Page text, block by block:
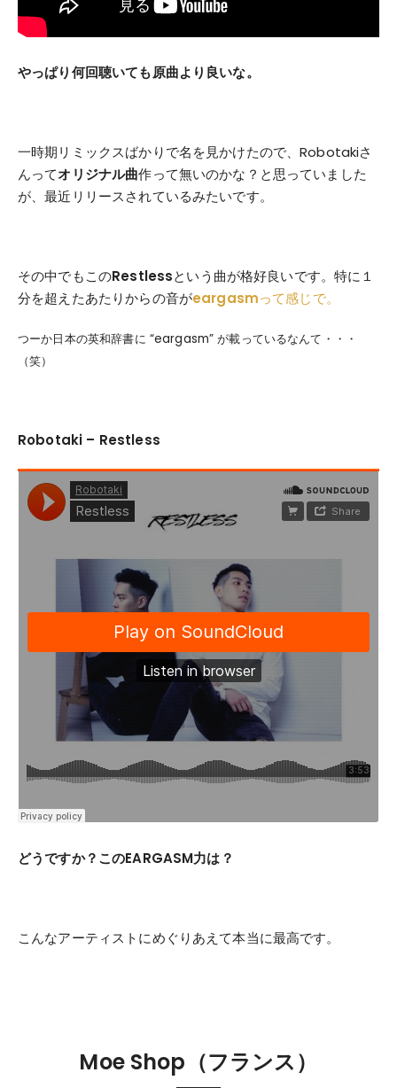
やっぱり何回聴いても原曲より良いな。
一時期リミックスばかりで名を見かけたので、Robotakiさ
んってオリジナル曲作って無いのかな？と思っていました
が、最近リリースされているみたいです。
その中でもこのRestlessという曲が格好良いです。特に１
分を超えたあたりからの音がeargasmって感じで。
つーか日本の英和辞書に “eargasm” が載っているなんて・・・
（笑）
Robotaki – Restless
どうですか？このEARGASM力は？
こんなアーティストにめぐりあえて本当に最高です。
Moe Shop（フランス）